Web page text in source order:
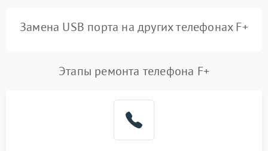
Замена USB порта на других телефонах F+
Этапы ремонта телефона F+